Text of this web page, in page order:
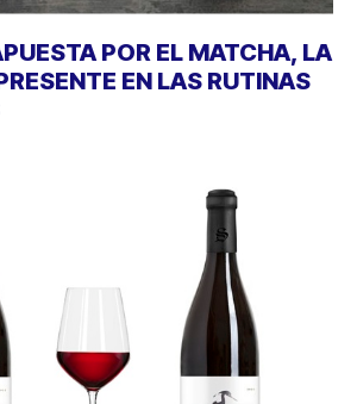
POR EL MATCHA, LA
EN LAS RUTINAS